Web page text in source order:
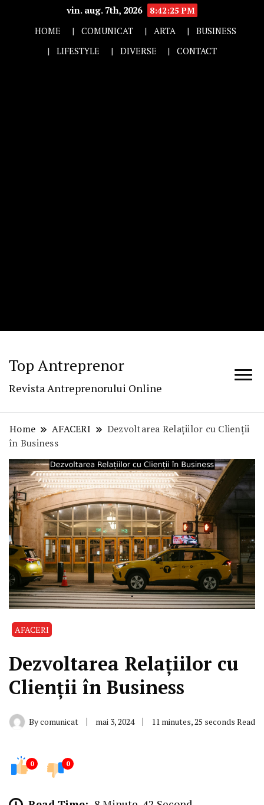
vin. aug. 7th, 2026
8:42:26 PM
HOME
COMUNICAT ARTA
BUSINESS
LIFESTYLE
DIVERSE CONTACT
Top Antreprenor
Revista Antreprenorului Online
Home AFACERI
Dezvoltarea Relațiilor cu Clienții
în Business
AFACERI
Dezvoltarea Relațiilor cu
Clienții în Business
Bycomunicat mai 3, 2024 11 minutes, 25 seconds Read
0 0